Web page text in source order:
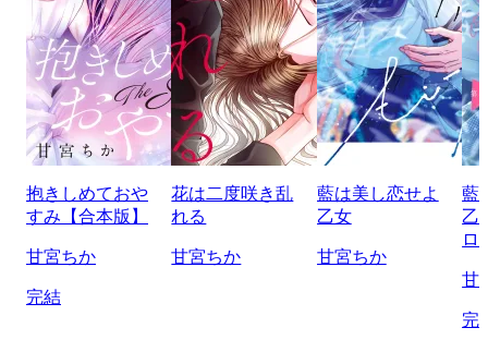
抱きしめておや
すみ【合本版】
甘宮ちか
完結
花は二度咲き乱
れる
甘宮ちか
藍は美し恋せよ
乙女
甘宮ちか
藍
乙
ロ
甘
完